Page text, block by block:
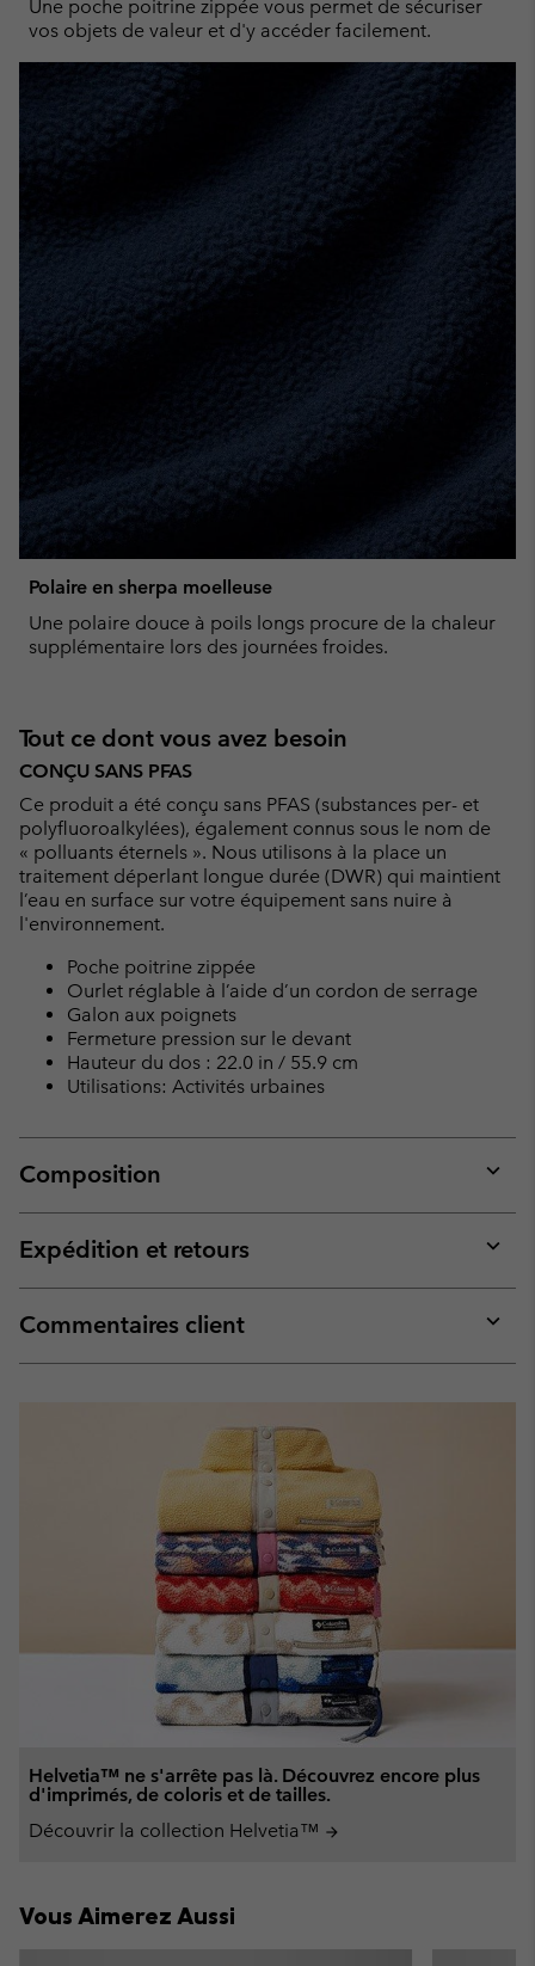
Une poche poitrine zippée vous permet de sécuriser
vos objets de valeur et d'y accéder facilement.
Polaire en sherpa moelleuse
Une polaire douce à poils longs procure de la chaleur
supplémentaire lors des journées froides.
Tout ce dont vous avez besoin
CONÇU SANS PFAS
Ce produit a été conçu sans PFAS (substances per- et
polyfluoroalkylées), également connus sous le nom de
« polluants éternels ». Nous utilisons à la place un
traitement déperlant longue durée (DWR) qui maintient
l’eau en surface sur votre équipement sans nuire à
l'environnement.
Poche poitrine zippée
Ourlet réglable à l’aide d’un cordon de serrage
Galon aux poignets
Fermeture pression sur le devant
Hauteur du dos : 22.0 in / 55.9 cm
Utilisations: Activités urbaines
Composition
or
Expédition et retours
or
Commentaires client
or
Helvetia™ ne s'arrête pas là. Découvrez encore plus
d'imprimés, de coloris et de tailles.
Découvrir la collection Helvetia™ arrow_forward
Vous Aimerez Aussi